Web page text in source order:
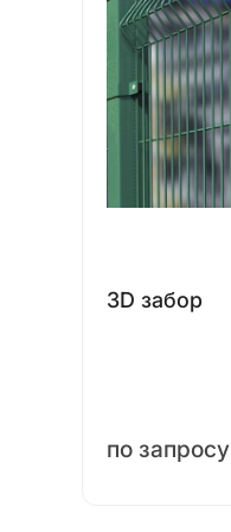
3D забор
по запросу